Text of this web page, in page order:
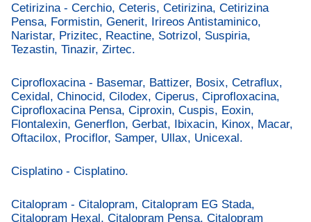
Cetirizina - Cerchio, Ceteris, Cetirizina, Cetirizina
Pensa, Formistin, Generit, Irireos Antistaminico,
Naristar, Prizitec, Reactine, Sotrizol, Suspiria,
Tezastin, Tinazir, Zirtec.
Ciprofloxacina - Basemar, Battizer, Bosix, Cetraflux,
Cexidal, Chinocid, Cilodex, Ciperus, Ciprofloxacina,
Ciprofloxacina Pensa, Ciproxin, Cuspis, Eoxin,
Flontalexin, Generflon, Gerbat, Ibixacin, Kinox, Macar,
Oftacilox, Prociflor, Samper, Ullax, Unicexal.
Cisplatino - Cisplatino.
Citalopram - Citalopram, Citalopram EG Stada,
Citalopram Hexal, Citalopram Pensa, Citalopram